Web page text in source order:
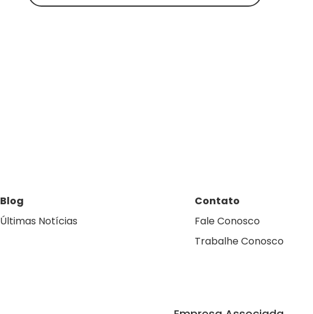
Blog
Últimas Notícias
Contato
Fale Conosco
Trabalhe Conosco